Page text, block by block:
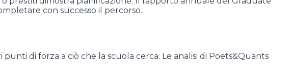
con successo il percorso.
di forza a ciò che la scuola cerca. Le analisi di Poets&Quants